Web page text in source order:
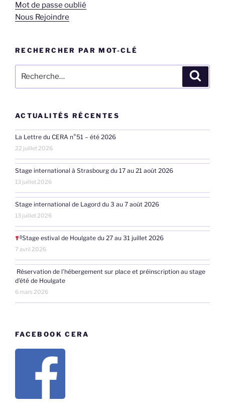
Mot de passe oublié
Nous Rejoindre
RECHERCHER PAR MOT-CLÉ
pour
ACTUALITÉS RÉCENTES
La Lettre du CERA n°51 – été 2026
22 juillet 2026
Stage international à Strasbourg du 17 au 21 août 2026
13 juillet 2026
Stage international de Lagord du 3 au 7 août 2026
13 juillet 2026
Stage estival de Houlgate du 27 au 31 juillet 2026
7 avril 2026
Réservation de l’hébergement sur place et préinscription au stage
d’été de Houlgate
6 mars 2026
FACEBOOK CERA